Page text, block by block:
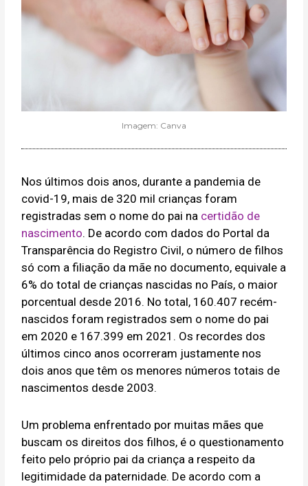
Imagem: Canva
Nos últimos dois anos, durante a pandemia de
covid-19, mais de 320 mil crianças foram
registradas sem o nome do pai na certidão de
nascimento. De acordo com dados do Portal da
Transparência do Registro Civil, o número de filhos
só com a filiação da mãe no documento, equivale a
6% do total de crianças nascidas no País, o maior
porcentual desde 2016. No total, 160.407 recém-
nascidos foram registrados sem o nome do pai
em 2020 e 167.399 em 2021. Os recordes dos
últimos cinco anos ocorreram justamente nos
dois anos que têm os menores números totais de
nascimentos desde 2003.
Um problema enfrentado por muitas mães que
buscam os direitos dos filhos, é o questionamento
feito pelo próprio pai da criança a respeito da
legitimidade da paternidade. De acordo com a